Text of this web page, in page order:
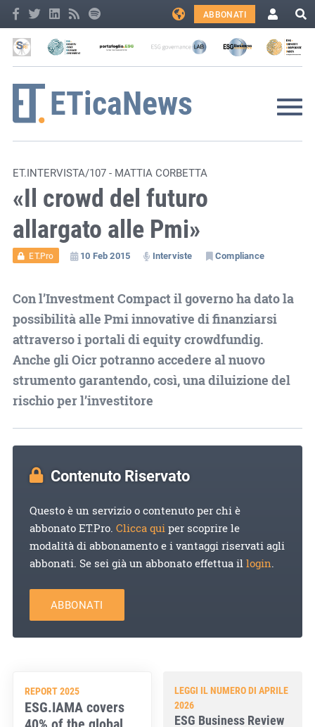
ABBONATI
ET.INTERVISTA/107 - MATTIA CORBETTA
«Il crowd del futuro
allargato alle Pmi»
ET.Pro 10 Feb 2015 Interviste Compliance
Con l’Investment Compact il governo ha dato la
possibilità alle Pmi innovative di finanziarsi
attraverso i portali di equity crowdfundig.
Anche gli Oicr potranno accedere al nuovo
strumento garantendo, così, una diluizione del
rischio per l’investitore
Contenuto Riservato
Questo è un servizio o contenuto per chi è
abbonato ET.Pro. Clicca quiper scoprire le
modalità di abbonamento e i vantaggi riservati agli
abbonati. Se sei già un abbonato effettua illogin.
ABBONATI
REPORT 2025
ESG.IAMA covers
LEGGI IL NUMERO DI APRILE
2026
ESG Business Review